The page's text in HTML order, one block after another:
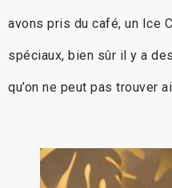
avons pris du café, un Ice
spéciaux, bien sûr il y a
qu’on ne peut pas trouver